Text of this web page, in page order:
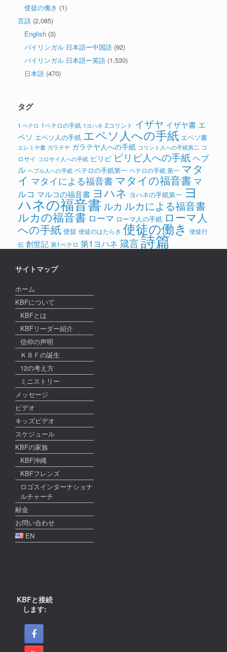
使徒の働き (1)
言語 (2,085)
English (3)
バイリンガル 日本語ー中国語 (92)
バイリンガル 日本語ー英語 (1,530)
日本語 (470)
タグ
1 ペテロ 1ペテロの手紙 1ヨハネ 2コリント イザヤ イザヤ書 エ
ペソ エペソ人の手紙 エペソ人への手紙 エペソ書
エレミヤ書 ガラテヤ ガラテヤ人への手紙 コリント人への手紙第二 コ
ロサイ コロサイ人への手紙 ピリピ ピリピ人への手紙ヘブ
ル ヘブル人への手紙 ペテロの手紙第一 ペテロの手紙 第一 マタ
イ マタイによる福音書 マタイの福音書 マ
ルコ マルコの福音書 ヨハネ ヨハネの手紙第一 ヨ
ハネの福音書 ルカ ルカによる福音書
ルカの福音書 ローマ ローマ人の手紙 ローマ人
への手紙 使徒 使徒のはたらき 使徒の働き 使徒行
伝 創世記 第1ペテロ 第1ヨハネ 箴言詩篇
サイトマップ
ホーム
KBFについて
KBFとは
KBFリーダー紹介
信仰の声明
ＫＢＦの誕生
12の考え方
ミニストリー
メッセージ
ビデオ
キッズビデオ
スケジュール
KBFの家族
KBF沖縄
KBFフレンズ
ロゴスインターナショナ
ルチャーチ
献金
お問い合わせ
EN
KBFと接続
します: